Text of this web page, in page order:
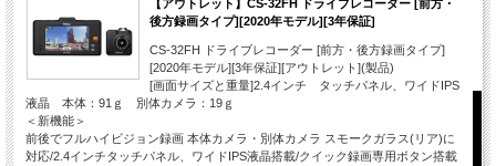
【アウトレット】CS-32FH ドライブレコーダー [前方・
後方録画タイプ][2020年モデル][3年保証]
CS-32FH ドライブレコーダー [前方・後方録画タイプ]
[2020年モデル][3年保証][アウトレット](製品)
[画面サイズと重量]2.4インチ タッチパネル、ワイドIPS
液晶 本体：91ｇ 別体カメラ：19ｇ
＜新機能＞
前後でフルハイビジョン録画 本体カメラ・別体カメラ スモークガラス(リア)に
対応/2.4インチタッチパネル、ワイドIPS液晶搭載/クイック録画専用ボタン搭載